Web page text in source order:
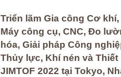
Triển lãm Gia công Cơ
Máy công cụ, CNC, Đo
hóa, Giải pháp Công
Thủy lực, Khí nén và
JIMTOF 2022 tại Tokyo,